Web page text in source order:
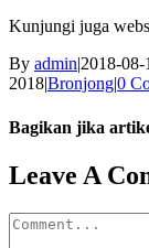
Kunjungi juga
By admin|2018-08-
2018|Bronjong|0
Bagikan jika
Facebook
Twitter
Reddit
LinkedIn
WhatsApp
Tumblr
Pinterest
Vk
Email
Leave A
Comment